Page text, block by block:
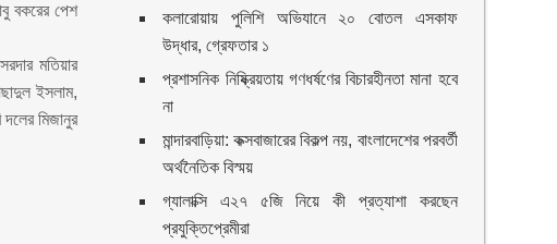
বকরের পেশ
মতিয়ার
ইসলাম,
মিজানুর
কলারোয়ায় পুলিশি অভিযানে ২০ বোতল এসকাফ
উদ্ধার, গ্রেফতার ১
প্রশাসনিক নিষ্ক্রিয়তায় গণধর্ষণের বিচারহীনতা মানা হবে
না
মান্দারবাড়িয়া: কক্সবাজারের বিকল্প নয়, বাংলাদেশের পরবর্তী
অর্থনৈতিক বিস্ময়
গ্যালাক্সি এ২৭ ৫জি নিয়ে কী প্রত্যাশা করছেন
প্রযুক্তিপ্রেমীরা